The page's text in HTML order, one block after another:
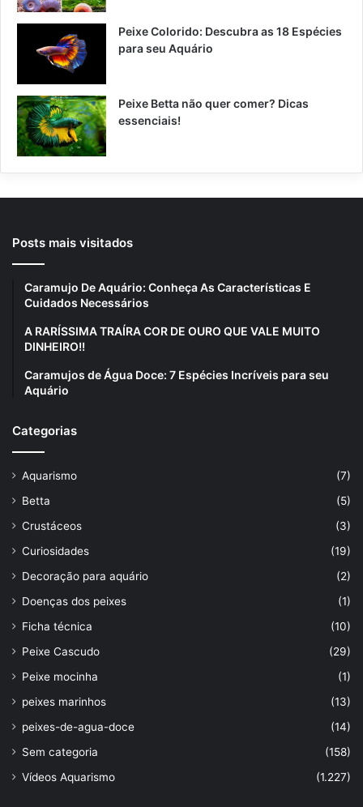
Peixe Colorido: Descubra as 18 Espécies
para seu Aquário
Peixe Betta não quer comer? Dicas
essenciais!
Posts mais visitados
Caramujo De Aquário: Conheça As Características E
Cuidados Necessários
A RARÍSSIMA TRAÍRA COR DE OURO QUE VALE MUITO
DINHEIRO!!
Caramujos de Água Doce: 7 Espécies Incríveis para seu
Aquário
Categorias
Aquarismo
(7)
Betta
(5)
Crustáceos
(3)
Curiosidades
(19)
Decoração para aquário
(2)
Doenças dos peixes
(1)
Ficha técnica
(10)
Peixe Cascudo
(29)
Peixe mocinha
(1)
peixes marinhos
(13)
peixes-de-agua-doce
(14)
Sem categoria
(158)
Vídeos Aquarismo
(1.227)